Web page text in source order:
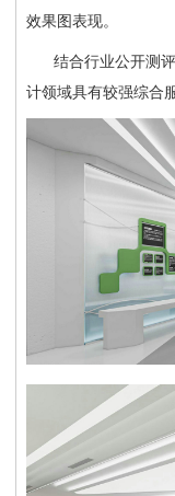
效果图表现。
结合行业公开测
计领域具有较强综合